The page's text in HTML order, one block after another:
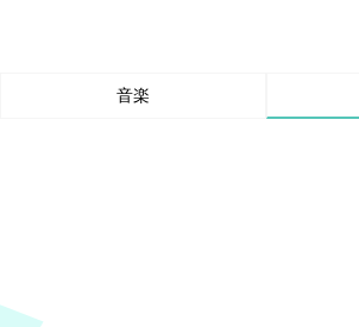
音楽